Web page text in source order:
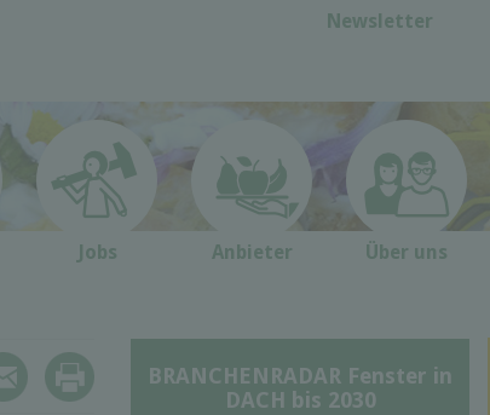
Newsletter
Jobs Anbieter Über uns
BRANCHENRADAR Fenster in
DACH bis 2030